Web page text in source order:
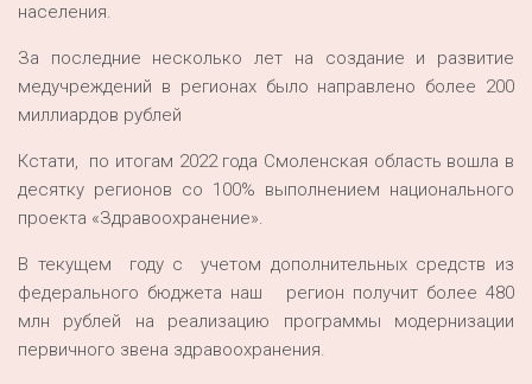
населения.
За последние несколько лет на создание и развитие
медучреждений в регионах было направлено более 200
миллиардов рублей
Кстати, по итогам 2022 года Смоленская область вошла в
десятку регионов со 100% выполнением национального
проекта «Здравоохранение».
В текущем году с учетом дополнительных средств из
федерального бюджета наш регион получит более 480
млн рублей на реализацию программы модернизации
первичного звена здравоохранения.